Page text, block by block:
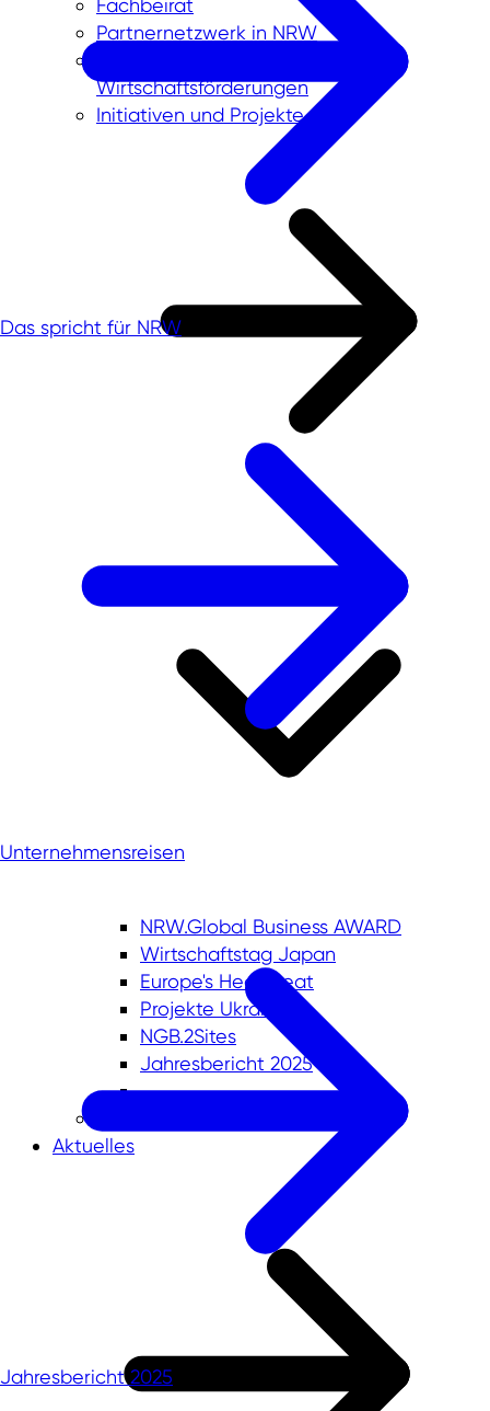
Fachbeirat
Partnernetzwerk in NRW
Wirtschaftsförderungen
Initiativen und Projekte
NRW.Global Business AWARD
Wirtschaftstag Japan
Europe's Heartbeat
Projekte Ukraine
NGB.2Sites
Jahresbericht 2025
Aktuelles
Das spricht für NRW
Unternehmensreisen
Jahresbericht 2025